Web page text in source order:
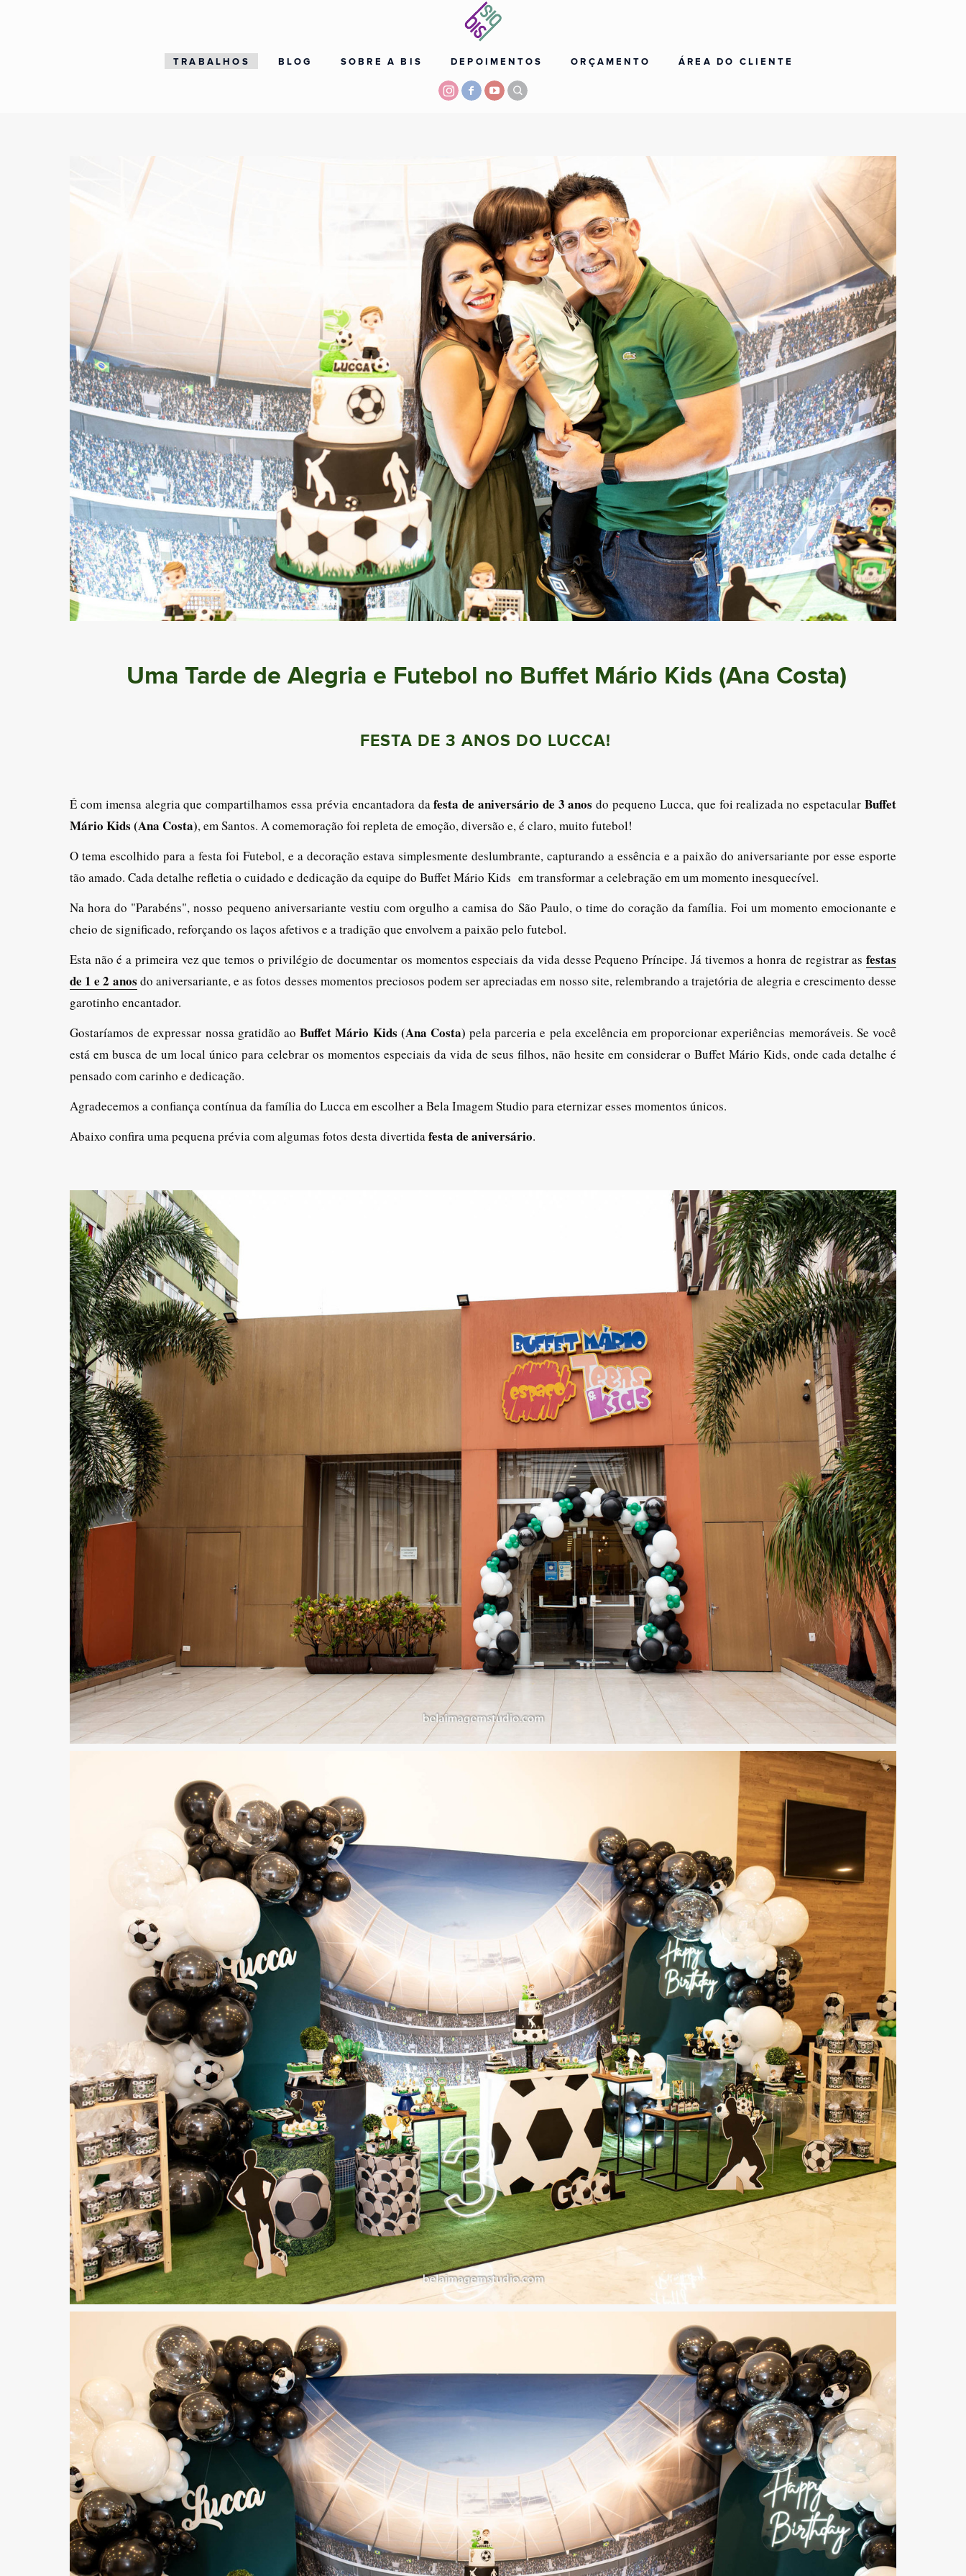
TRABALHOS BLOG SOBRE A BIS DEPOIMENTOS ORÇAMENTO ÁREA DO CLIENTE
Uma Tarde de Alegria e Futebol no Buffet Mário Kids (Ana Costa)
FESTA DE 3 ANOS DO LUCCA!
É com imensa alegria que compartilhamos essa prévia encantadora dafesta de aniversário de 3 anos do pequeno Lucca, que foi realizada no espetacular Buffet
Mário Kids (Ana Costa), em Santos. A comemoração foi repleta de emoção, diversão e, é claro, muito futebol!
O tema escolhido para a festa foi Futebol, e a decoração estava simplesmente deslumbrante, capturando a essência e a paixão do aniversariante por esse esporte
tão amado. Cada detalhe refletia o cuidado e dedicação da equipe do Buffet Mário Kids em transformar a celebração em um momento inesquecível.
Na hora do "Parabéns", nosso pequeno aniversariante vestiu com orgulho a camisa do São Paulo, o time do coração da família. Foi um momento emocionante e
cheio de significado, reforçando os laços afetivos e a tradição que envolvem a paixão pelo futebol.
Esta não é a primeira vez que temos o privilégio de documentar os momentos especiais da vida desse Pequeno Príncipe. Já tivemos a honra de registrar as festas
de 1 e 2 anos do aniversariante, e as fotos desses momentos preciosos podem ser apreciadas em nosso site, relembrando a trajetória de alegria e crescimento desse
garotinho encantador.
Gostaríamos de expressar nossa gratidão aoBuffet Mário Kids (Ana Costa)pela parceria e pela excelência em proporcionar experiências memoráveis. Se você
está em busca de um local único para celebrar os momentos especiais da vida de seus filhos, não hesite em considerar o Buffet Mário Kids, onde cada detalhe é
pensado com carinho e dedicação.
Agradecemos a confiança contínua da família do Lucca em escolher a Bela Imagem Studio para eternizar esses momentos únicos.
Abaixo confira uma pequena prévia com algumas fotos desta divertidafesta de aniversário.